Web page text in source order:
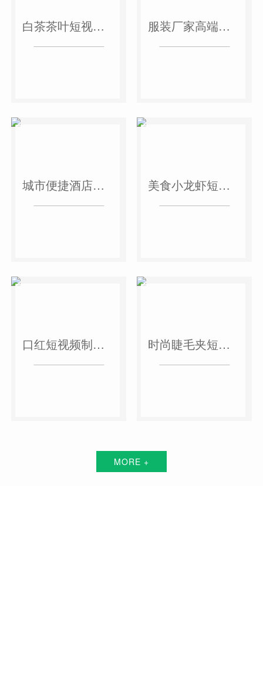
白茶茶叶短视频作品 服装厂家高端短视频作品
城市便捷酒店短视频案例 美食小龙虾短视频案例
口红短视频制作案例 时尚睫毛夹短视频案例
MORE +